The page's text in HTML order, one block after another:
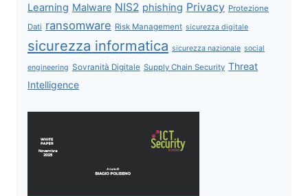
Learning Malware NIS2 phishing Privacy Protezione
Dati ransomware Risk Management sicurezza digitale
sicurezza informatica sicurezza nazionale social
engineering Sovranità Digitale Supply Chain Security Threat
Intelligence